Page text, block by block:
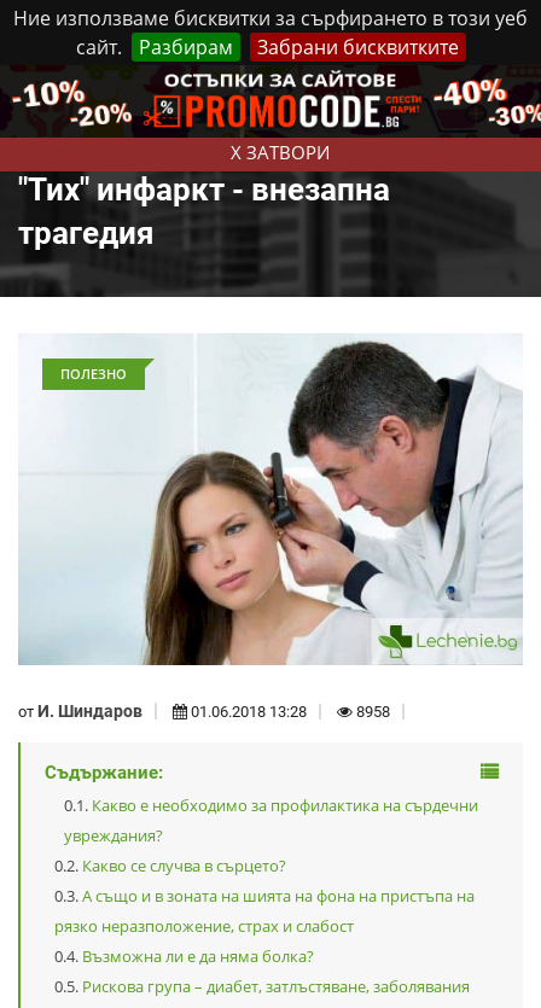
Ние използваме бисквитки за сърфирането в този уеб
сайт.
Разбирам Забрани бисквитките
X ЗАТВОРИ
Четвъртък, 6 Август, 2026 Реклама Контакти
"Тих" инфаркт - внезапна
трагедия
ПОЛЕЗНО
от И. Шиндаров 01.06.2018 13:28 8958
Съдържание:
Какво е необходимо за профилактика на сърдечни
увреждания?
Какво се случва в сърцето?
А също и в зоната на шията на фона на пристъпа на
рязко неразположение, страх и слабост
Възможна ли е да няма болка?
Рискова група – диабет, затлъстяване, заболявания